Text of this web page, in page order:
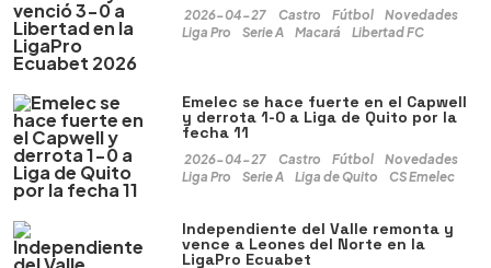
2026-04-27 Castro Fútbol
Novedades
Liga Pro
Serie A Macará Libertad FC
Emelec se hace fuerte en el Capwell
y derrota 1-0 a Liga de Quito por la
fecha 11
2026-04-27 Castro Fútbol
Novedades
Liga Pro
Serie A Liga de Quito CS Emelec
Independiente del Valle remonta y
vence a Leones del Norte en la
LigaPro Ecuabet